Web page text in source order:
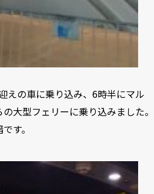
えの車に乗り込み、6時半にマル
大型フェリーに乗り込みました。
す。